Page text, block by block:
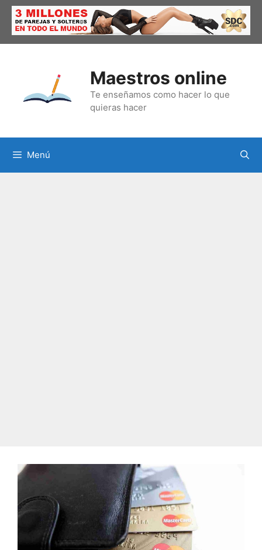
Saltar
contenido
Maestros online
Te enseñamos como hacer lo que
quieras hacer
Menú